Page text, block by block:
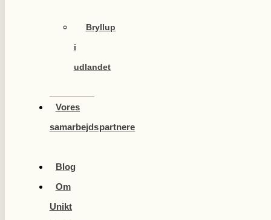
Bryllup
i
udlandet
Vores
samarbejdspartnere
Blog
Om
Unikt